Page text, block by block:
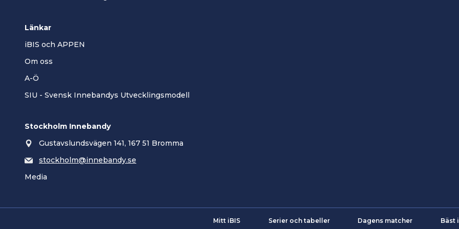
Länkar
iBIS och APPEN
Om oss
A-Ö
SIU - Svensk Innebandys Utvecklingsmodell
Stockholm Innebandy
Gustavslundsvägen 141, 167 51 Bromma
stockholm@innebandy.se
Media
Mitt iBIS Serier och tabeller Dagens matcher Bäst